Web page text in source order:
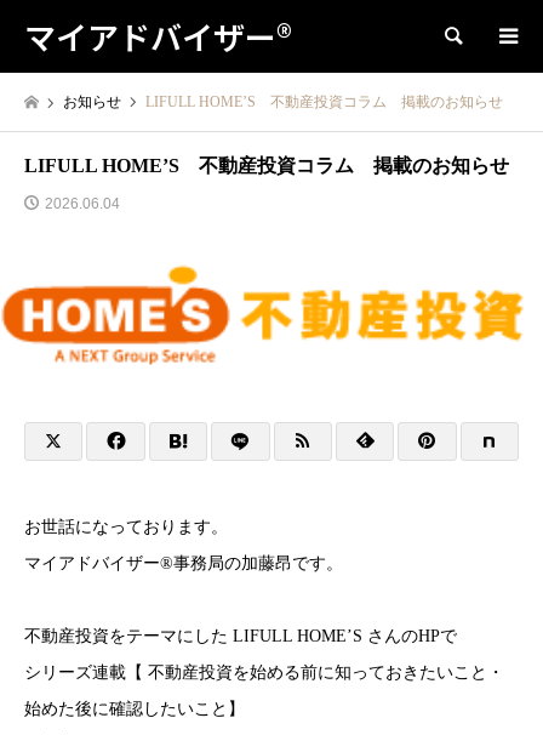
マイアドバイザー® 検索
お知らせ LIFULL HOME’S 不動産投資コラム 掲載のお知らせ
LIFULL HOME’S 不動産投資コラム 掲載のお知らせ
2026.06.04
お世話になっております。
マイアドバイザー®事務局の加藤昂です。
不動産投資をテーマにした LIFULL HOME’S さんのHPで
シリーズ連載【 不動産投資を始める前に知っておきたいこと・
始めた後に確認したいこと】